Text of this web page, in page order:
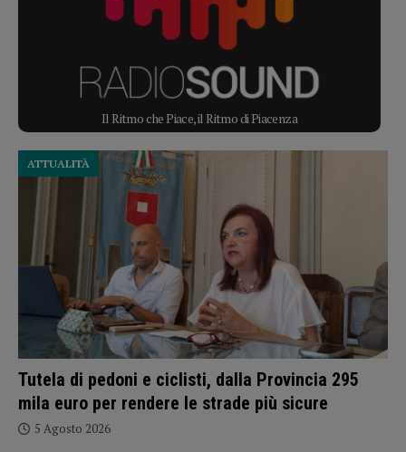
Il Ritmo che Piace, il Ritmo di Piacenza
Tutela di pedoni e ciclisti, dalla Provincia 295
mila euro per rendere le strade più sicure
ATTUALITÀ
5 Agosto 2026